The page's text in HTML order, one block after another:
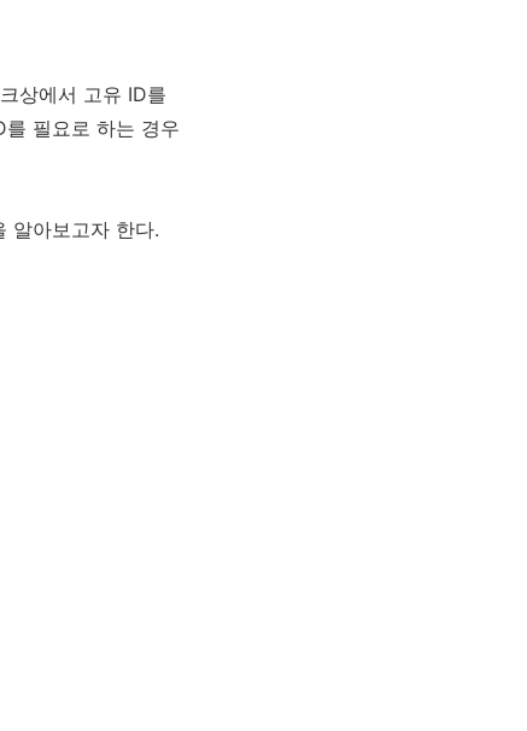
상에서 고유 ID를
필요로 하는 경우
알아보고자 한다.